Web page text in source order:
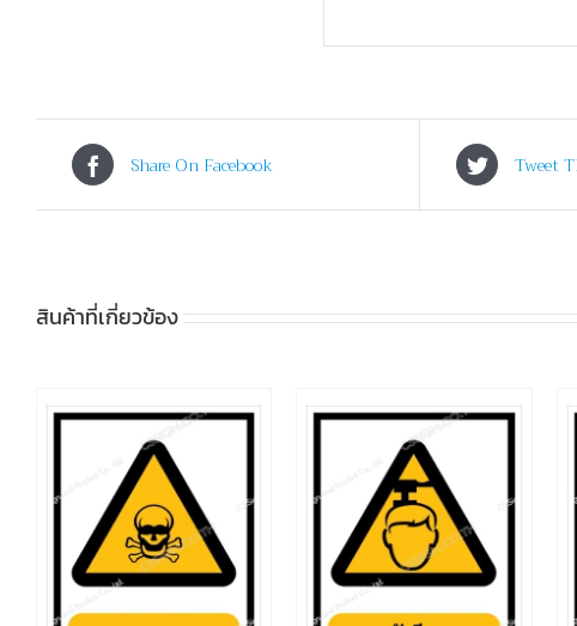
Share On Facebook Tweet
สินค้าที่เกี่ยวข้อง